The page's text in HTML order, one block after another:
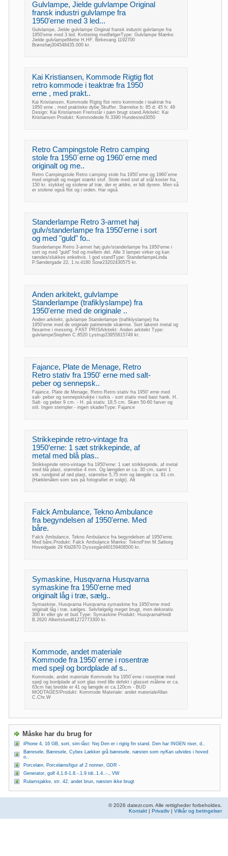
Gulvlampe, Jielde gulvlampe Original
fransk industri gulvlampe fra
1950'erne med 3 led...
Gulvlampe, Jielde gulvlampe Original fransk industri gulvlampe fra
1950'erne med 3 led. Kvittering medfølgerType: Gulvlampe Mærke:
Jielde gulvlampeMette H.HF. Birkevang 1192700
Brønshøj304548435.000 kr.
Kai Kristiansen, Kommode Rigtig flot
retro kommode i teaktræ fra 1950
erne , med prakt..
Kai Kristiansen, Kommode Rigtig flot retro kommode i teaktræ fra
1950 erne , med praktiske dybe Skuffer. Størrelse b: 85 d: 45 h: 49
Design: Kai Kristiansen Fremstår i pæn brugt stand.Arkitekt: Kai
Kristiansen Produkt: Kommodeole N.3390 Hundested3050
Retro Campingstole Retro camping
stole fra 1950´erne og 1960´erne med
originalt og me..
Retro Campingstole Retro camping stole fra 1950´erne og 1960´erne
med originalt og meget stærkt stof. Stole med stel af stål koster fra
150 kr. stykket og stolene af træ, der er ældre, er lidt dyrere. Men så
er stolene også flot og i orden. Har også
Standerlampe Retro 3-armet høj
gulv/standerlampe fra 1950'erne i sort
og med "guld" fo..
Standerlampe Retro 3-armet høj gulv/standerlampe fra 1950'erne i
sort og med "guld" fod og mellem del. Alle 3 lamper virker og kan
tændes/slukkes enkeltvis. I god standType: StanderlampeLinda
P.Søndergade 22, 1.tv.4180 Sorø23202430575 kr.
Anden arkitekt, gulvlampe
Standerlampe (trafiklyslampe) fra
1950'erne med de originale ..
Anden arkitekt, gulvlampe Standerlampe (trafiklyslampe) fra
1950'erne med de originale patinerede skærme. Sort lakeret metal og
flexarme i messing. FAST PRISArkitekt: Anden arkitekt Type:
gulvlampeStephen C.8520 Lystrup23955815749 kr.
Fajance, Plate de Menage, Retro
Retro stativ fra 1950' erne med salt-
peber og sennepsk..
Fajance, Plate de Menage, Retro Retro stativ fra 1950' erne med
salt- peber og sennepskrukke i turkis - sort stativ med bast hank. H.
Salt- og peber 9 cm. - H. på stativ. 18,5 cm. Skøn 50-60 farver og
stil. Ingen stempler - ingen skaderType: Fajance
Strikkepinde retro-vintage fra
1950’erne: 1 sæt strikkepinde, af
metal med blå plas..
Strikkepinde retro-vintage fra 1950'erne: 1 sæt strikkepinde, af metal
med blå plast, størrelse 4 mm. Og længden er ca. 30 cm, samt 1
stk. rundpind af rød plast, størrelse 5,75 mm og længde ca. 81 cm.
(Hæklenålen som ses på fotografiet er solgt). Alt
Falck Ambulance, Tekno Ambulance
fra begyndelsen af 1950'erne. Med
båre.
Falck Ambulance, Tekno Ambulance fra begyndelsen af 1950'erne.
Med båre.Produkt: Falck Ambulance Mærke: TeknoFinn M.Søborg
Hovedgade 29 Kld2870 Dyssegård40159408500 kr.
Symaskine, Husqvarna Husqvarna
symaskine fra 1950'erne med
originalt låg i træ, sælg..
Symaskine, Husqvarna Husqvarna symaskine fra 1950'erne med
originalt låg i træ, sælges. Selvfølgelig meget brugt, men dekorativ.
300 kr eller giv et bud.Type: Symaskine Produkt: HusqvarnaHeidi
B.2620 Albertslund61272773300 kr.
Kommode, andet materiale
Kommode fra 1950´erne i rosentræ
med spejl og bordplade af s..
Kommode, andet materiale Kommode fra 1950´erne i rosentræ med
spejl og bordplade af sort glas med lille defekt i glasset målene er ca.
63cm høj bredde er 41 og længde er ca.120cm - BUD
MODTAGES!Produkt: Kommode Materiale: andet materialeAllan
C.Chr.W
Måske har du brug for
iPhone 4, 16 GB, sort, sim-låst: Nej Den er i rigtig fin stand. Den har INGEN riser, d..
Bæresele, Bæresele, Cybex Lækker grå bæresele, næsten som nyKan udvides i hoved
o..
Porcelæn, Porcelænsfigur af 2 nonner, GDR -
Generator, golf 4,1.6-1.8.-.1.9 tdi..1.4..-., VW
Rulamsjakke, str. 42, andet brun, næsten ikke brugt
© 2026 datezr.com. Alle rettigheder forbeholdes.
Kontakt | Privatliv | Vilkår og betingelser